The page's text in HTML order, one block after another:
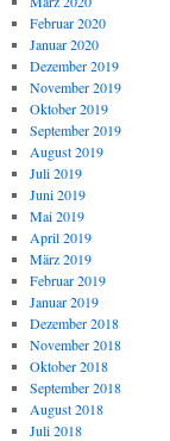
Februar 2020
Januar 2020
Dezember 2019
November 2019
Oktober 2019
September 2019
August 2019
Juli 2019
Juni 2019
Mai 2019
April 2019
März 2019
Februar 2019
Januar 2019
Dezember 2018
November 2018
Oktober 2018
September 2018
August 2018
Juli 2018